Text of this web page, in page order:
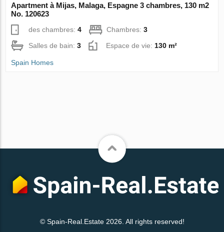
Apartment à Mijas, Malaga, Espagne 3 chambres, 130 m2
No. 120623
des chambres:4 Chambres:3
Salles de bain:3 Espace de vie: 130 m²
Spain Homes
© Spain-Real.Estate 2026. All rights reserved!